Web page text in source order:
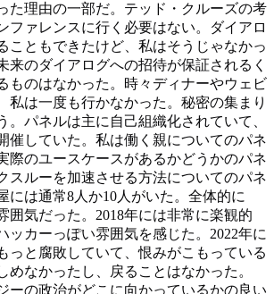
た理由の一部だ。テッド・クルーズの考
ファレンスに行く必要はない。ダイアロ
こともできたけど、私はそうじゃなかっ
来のダイアログへの招待が保証されるく
ものはなかった。時々ディナーやウェビ
私は一度も行かなかった。秘密の集まり
。パネルは主に自己組織化されていて、
催していた。私は働く親についてのパネ
際のユースケースがあるかどうかのパネ
スルーを加速させる方法についてのパネ
には通常8人か10人がいた。全体的に
囲気だった。2018年には非常に楽観的
ッカーっぽい雰囲気を感じた。2022年に
っと腐敗していて、恨みがこもっている
めなかったし、戻ることはなかった。
ーの政治がどこに向かっているかの良い